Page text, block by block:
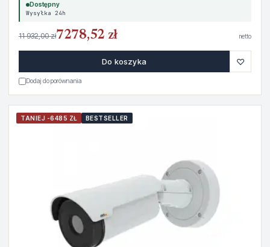
Dostępny
Wysyłka 24h
11 932,00 zł7278,52 zł netto
Do koszyka ♡
Dodaj do porównania
TANIEJ -6485 ZŁ BESTSELLER